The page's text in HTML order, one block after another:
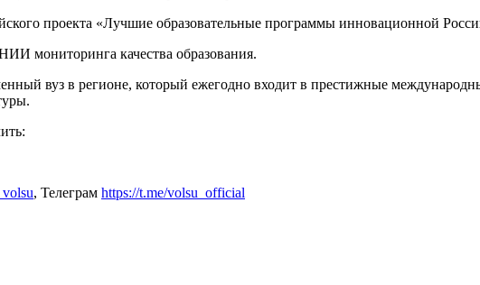
проекта «Лучшие образовательные программы инновационной
мониторинга качества образования.
вуз в регионе, который ежегодно входит в престижные
, Телеграм https://t.me/volsu_official